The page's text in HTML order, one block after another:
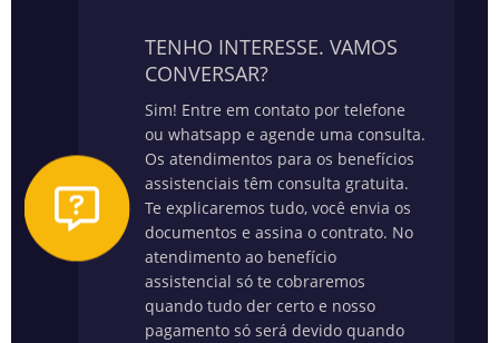
TENHO INTERESSE. VAMOS
CONVERSAR?
Sim! Entre em contato por telefone
ou whatsapp e agende uma consulta.
Os atendimentos para os benefícios
assistenciais têm consulta gratuita.
Te explicaremos tudo, você envia os
documentos e assina o contrato. No
atendimento ao benefício
assistencial só te cobraremos
quando tudo der certo e nosso
pagamento só será devido quando